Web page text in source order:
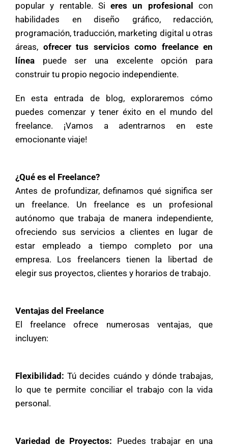
popular y rentable. Sieres un profesional
con
habilidades en diseño gráfico, redacción,
programación, traducción, marketing digital u otras
áreas, ofrecer tus servicios como freelance en
línea puede ser una excelente opción para
construir tu propio negocio independiente.
En esta entrada de blog, exploraremos cómo
puedes comenzar y tener éxito en el mundo del
freelance. ¡Vamos a adentrarnos en este
emocionante viaje!
¿Qué es el Freelance?
Antes de profundizar, definamos qué significa ser
un freelance. Un freelance es un profesional
autónomo que trabaja de manera independiente,
ofreciendo sus servicios a clientes en lugar de
estar empleado a tiempo completo por una
empresa. Los freelancers tienen la libertad de
elegir sus proyectos, clientes y horarios de trabajo.
Ventajas del Freelance
El freelance ofrece numerosas ventajas, que
incluyen:
Flexibilidad: Tú decides cuándo y dónde trabajas,
lo que te permite conciliar el trabajo con la vida
personal.
Variedad de Proyectos: Puedes trabajar en una